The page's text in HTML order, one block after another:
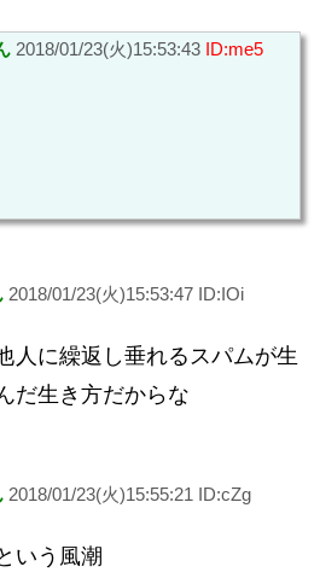
2018/01/23(火)15:53:43 ID:me5
2018/01/23(火)15:53:47 ID:IOi
人に繰返し垂れるスパムが生
だ生き方だからな
2018/01/23(火)15:55:21 ID:cZg
いう風潮